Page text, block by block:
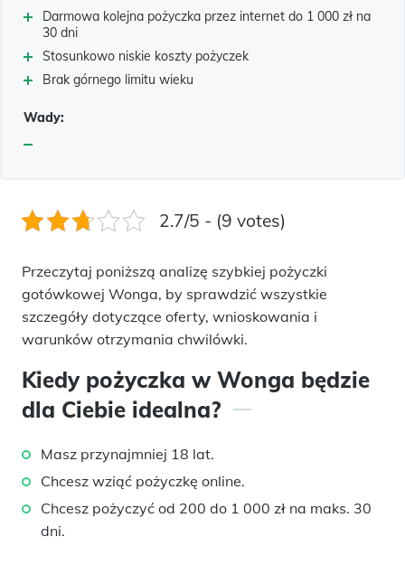
Darmowa kolejna pożyczka przez internet do 1 000 zł na
30 dni
Stosunkowo niskie koszty pożyczek
Brak górnego limitu wieku
Wady:
2.7/5 - (9 votes)
Przeczytaj poniższą analizę szybkiej pożyczki
gotówkowej Wonga, by sprawdzić wszystkie
szczegóły dotyczące oferty, wnioskowania i
warunków otrzymania chwilówki.
Kiedy pożyczka w Wonga będzie
dla Ciebie idealna?
Masz przynajmniej 18 lat.
Chcesz wziąć pożyczkę online.
Chcesz pożyczyć od 200 do 1 000 zł na maks. 30
dni.